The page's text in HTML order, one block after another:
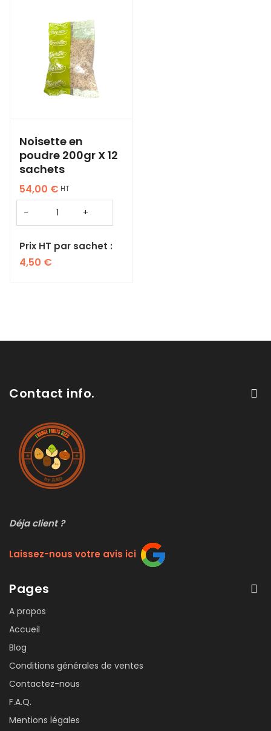
Noisette en
poudre 200gr X 12
sachets
54,00 € HT
Prix HT par sachet :
4,50 €
Contact info.
Déja client ?
Laissez-nous votre avis ici
Pages
A propos
Accueil
Blog
Conditions générales de ventes
Contactez-nous
F.A.Q.
Mentions légales